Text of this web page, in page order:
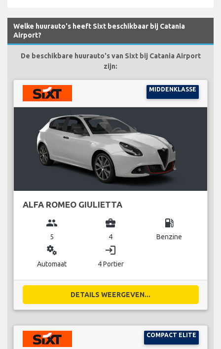
Welke huurauto's heeft Sixt beschikbaar bij Catania
Airport?
De beschikbare huurauto's van Sixt bij Catania Airport
zijn:
MIDDENKLASSE
ALFA ROMEO GIULIETTA
group
5
business_center
4
local_gas_station
Benzine
miscellaneous_services
Automaat
login
4 Portier
DETAILS WEERGEVEN...
COMPACT ELITE